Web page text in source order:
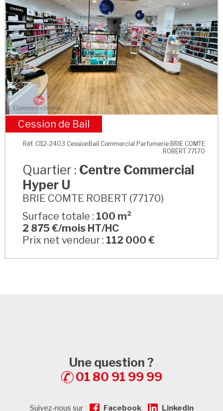
Centre Commercial Hyper U
Cession de Bail
Réf. CI12-2403 CessionBail Commercial Parfumerie BRIE COMTE
ROBERT 77170
Quartier : Centre Commercial
Hyper U
BRIE COMTE ROBERT (77170)
Surface totale : 100 m²
2 875 €/mois HT/HC
Prix net vendeur : 112 000 €
Une question ?
01 80 91 99 99
Suivez-nous sur Facebook Linkedin